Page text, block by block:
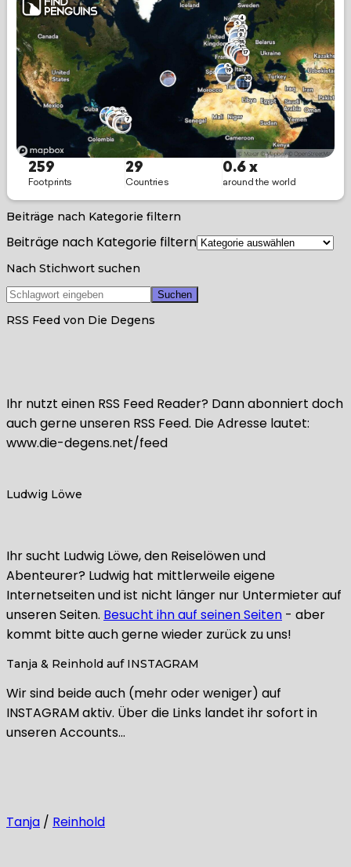
Beiträge nach Kategorie filtern
Beiträge nach Kategorie filtern
Nach Stichwort suchen
RSS Feed von Die Degens
Ihr nutzt einen RSS Feed Reader? Dann abonniert doch
auch gerne unseren RSS Feed. Die Adresse lautet:
www.die-degens.net/feed
Ludwig Löwe
Ihr sucht Ludwig Löwe, den Reiselöwen und
Abenteurer? Ludwig hat mittlerweile eigene
Internetseiten und ist nicht länger nur Untermieter auf
unseren Seiten. Besucht ihn auf seinen Seiten - aber
kommt bitte auch gerne wieder zurück zu uns!
Tanja & Reinhold auf INSTAGRAM
Wir sind beide auch (mehr oder weniger) auf
INSTAGRAM aktiv. Über die Links landet ihr sofort in
unseren Accounts…
Tanja / Reinhold